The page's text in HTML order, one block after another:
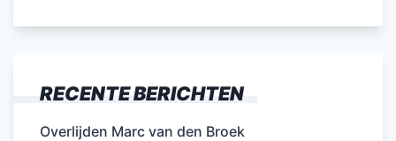
RECENTE BERICHTEN
Overlijden Marc van den Broek